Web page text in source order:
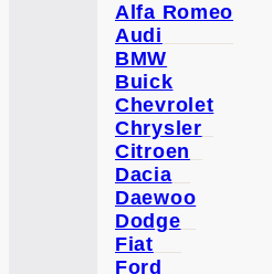
Alfa Romeo
Audi
BMW
Buick
Chevrolet
Chrysler
Citroen
Dacia
Daewoo
Dodge
Fiat
Ford